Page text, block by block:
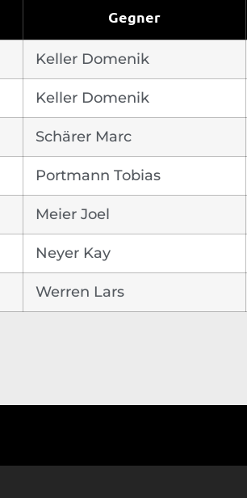
Gegner
Keller Domenik
Keller Domenik
Schärer Marc
Portmann Tobias
Meier Joel
Neyer Kay
Werren Lars